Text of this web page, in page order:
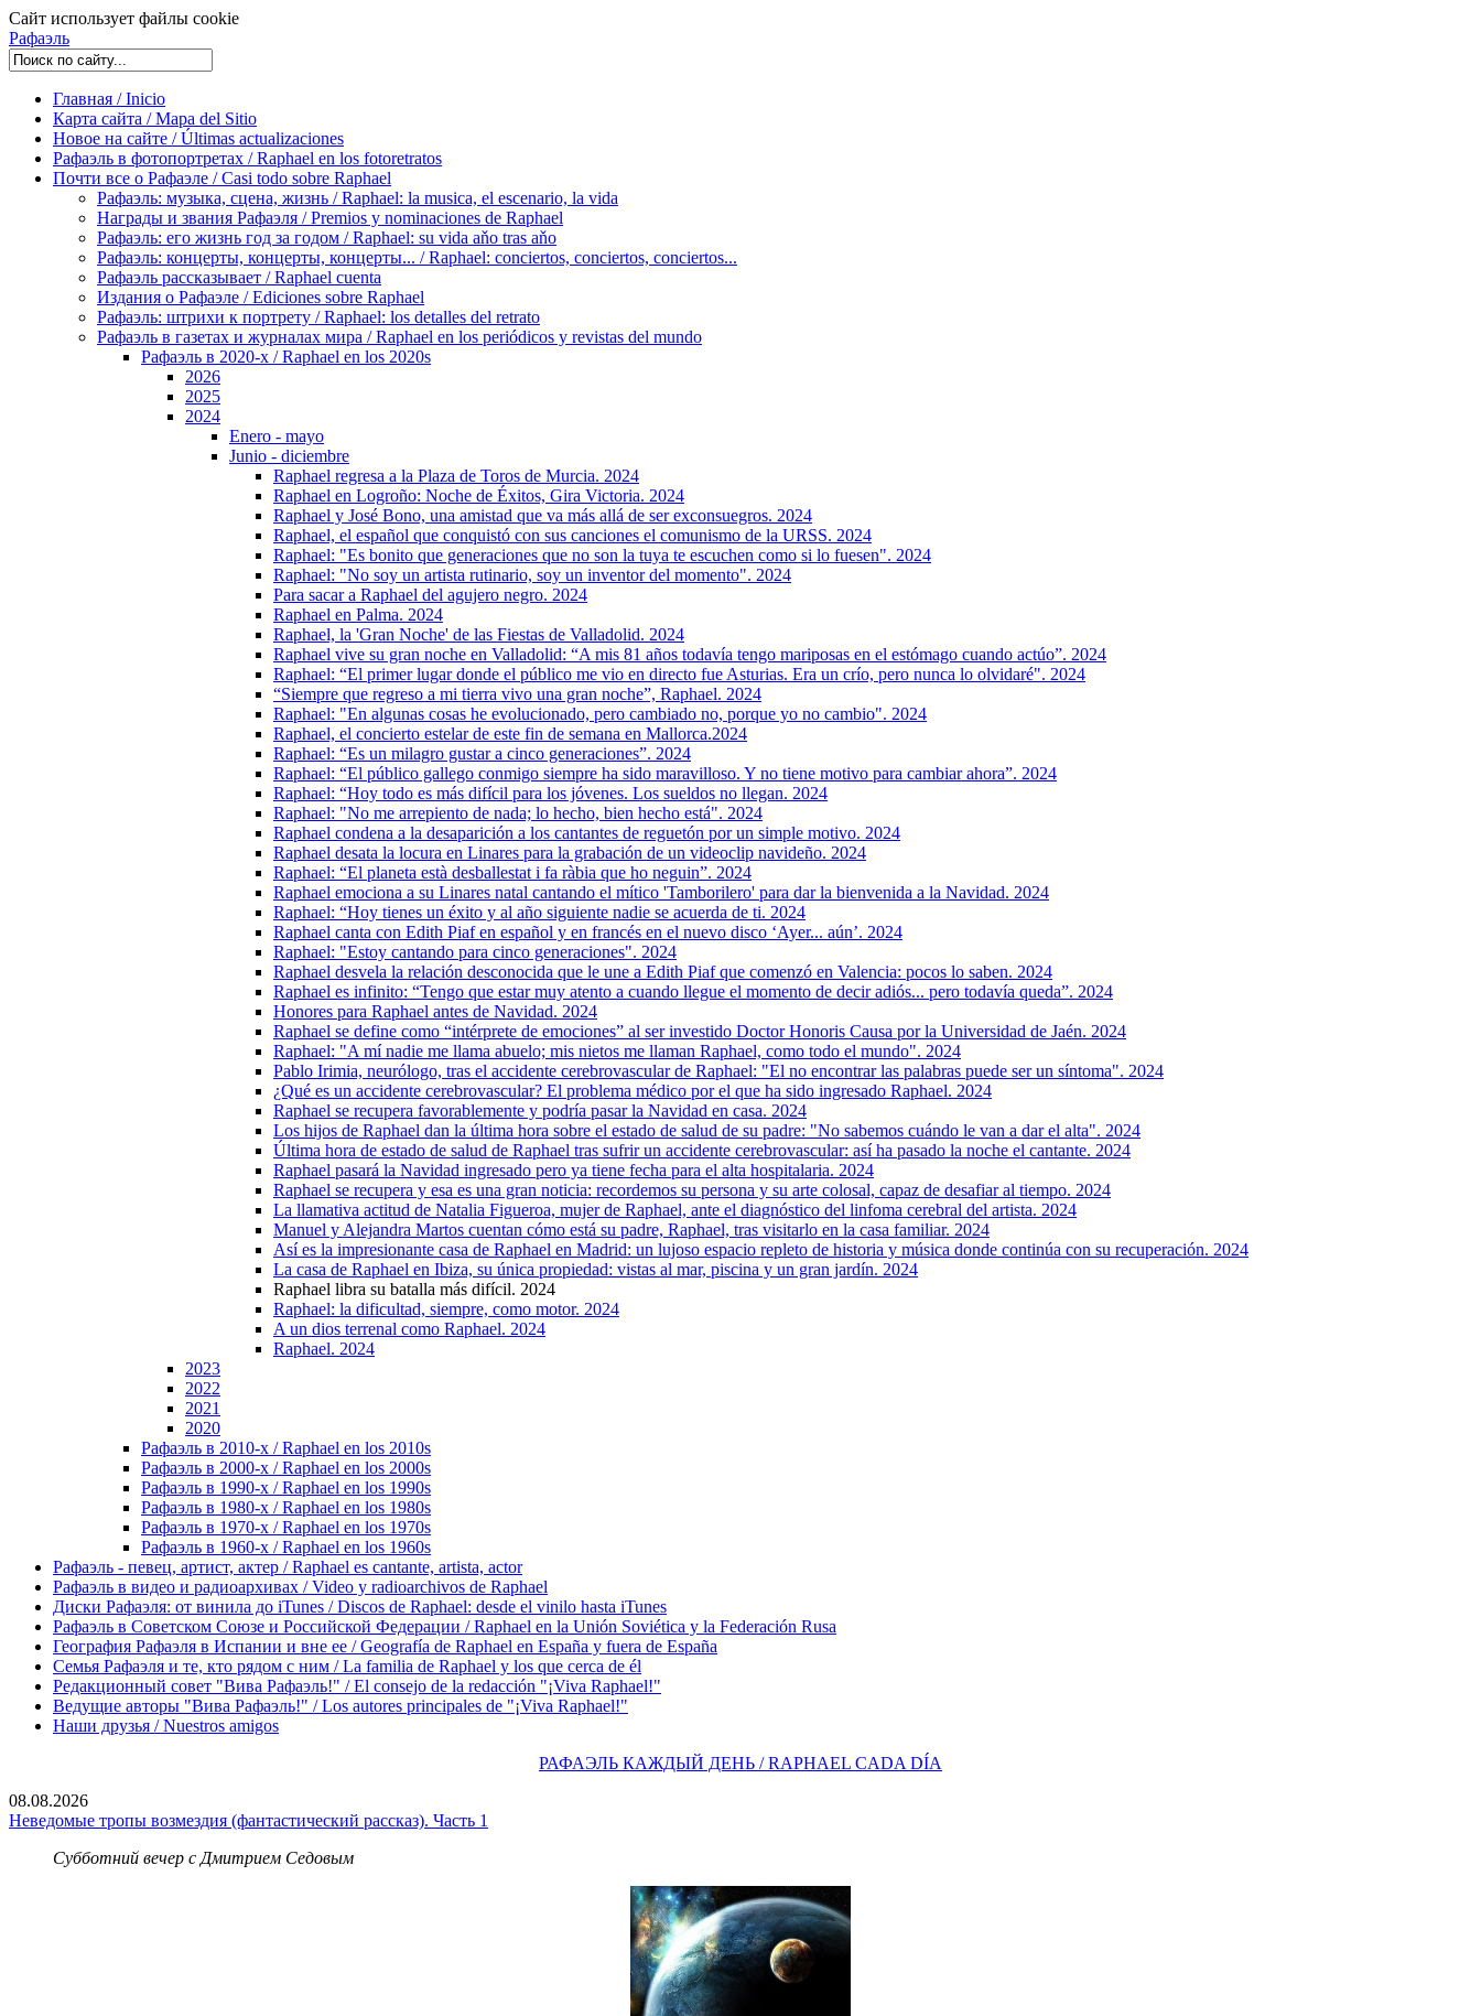
Сайт использует файлы cookie
Рафаэль
Главная / Inicio
Карта сайта / Mapa del Sitio
Новое на сайте / Últimas actualizaciones
Рафаэль в фотопортретах / Raphael en los fotoretratos
Почти все о Рафаэле / Casi todo sobre Raphael
Рафаэль: музыка, сцена, жизнь / Raphael: la musica, el escenario, la vida
Награды и звания Рафаэля / Premios y nominaciones de Raphael
Рафаэль: его жизнь год за годом / Raphael: su vida aňo tras aňo
Рафаэль: концерты, концерты, концерты... / Raphael: conciertos, сonciertos, сonciertos...
Рафаэль рассказывает / Raphael cuenta
Издания о Рафаэле / Ediciones sobre Raphael
Рафаэль: штрихи к портрету / Raphael: los detalles del retrato
Рафаэль в газетах и журналах мира / Raphael en los periódicos y revistas del mundo
Рафаэль в 2020-х / Raphael en los 2020s
2026
2025
2024
Enero - mayo
Junio - diciembre
Raphael regresa a la Plaza de Toros de Murcia. 2024
Raphael en Logroño: Noche de Éxitos, Gira Victoria. 2024
Raphael y José Bono, una amistad que va más allá de ser exconsuegros. 2024
Raphael, el español que conquistó con sus canciones el comunismo de la URSS. 2024
Raphael: "Es bonito que generaciones que no son la tuya te escuchen como si lo fuesen". 2024
Raphael: "No soy un artista rutinario, soy un inventor del momento". 2024
Para sacar a Raphael del agujero negro. 2024
Raphael en Palma. 2024
Raphael, la 'Gran Noche' de las Fiestas de Valladolid. 2024
Raphael vive su gran noche en Valladolid: “A mis 81 años todavía tengo mariposas en el estómago cuando actúo”. 2024
Raphael: “El primer lugar donde el público me vio en directo fue Asturias. Era un crío, pero nunca lo olvidaré". 2024
“Siempre que regreso a mi tierra vivo una gran noche”, Raphael. 2024
Raphael: "En algunas cosas he evolucionado, pero cambiado no, porque yo no cambio". 2024
Raphael, el concierto estelar de este fin de semana en Mallorca.2024
Raphael: “Es un milagro gustar a cinco generaciones”. 2024
Raphael: “El público gallego conmigo siempre ha sido maravilloso. Y no tiene motivo para cambiar ahora”. 2024
Raphael: “Hoy todo es más difícil para los jóvenes. Los sueldos no llegan. 2024
Raphael: "No me arrepiento de nada; lo hecho, bien hecho está". 2024
Raphael condena a la desaparición a los cantantes de reguetón por un simple motivo. 2024
Raphael desata la locura en Linares para la grabación de un videoclip navideño. 2024
Raphael: “El planeta està desballestat i fa ràbia que ho neguin”. 2024
Raphael emociona a su Linares natal cantando el mítico 'Tamborilero' para dar la bienvenida a la Navidad. 2024
Raphael: “Hoy tienes un éxito y al año siguiente nadie se acuerda de ti. 2024
Raphael canta con Edith Piaf en español y en francés en el nuevo disco ‘Ayer... aún’. 2024
Raphael: "Estoy cantando para cinco generaciones". 2024
Raphael desvela la relación desconocida que le une a Edith Piaf que comenzó en Valencia: pocos lo saben. 2024
Raphael es infinito: “Tengo que estar muy atento a cuando llegue el momento de decir adiós... pero todavía queda”. 2024
Honores para Raphael antes de Navidad. 2024
Raphael se define como “intérprete de emociones” al ser investido Doctor Honoris Causa por la Universidad de Jaén. 2024
Raphael: "A mí nadie me llama abuelo; mis nietos me llaman Raphael, como todo el mundo". 2024
Pablo Irimia, neurólogo, tras el accidente cerebrovascular de Raphael: "El no encontrar las palabras puede ser un síntoma". 2024
¿Qué es un accidente cerebrovascular? El problema médico por el que ha sido ingresado Raphael. 2024
Raphael se recupera favorablemente y podría pasar la Navidad en casa. 2024
Los hijos de Raphael dan la última hora sobre el estado de salud de su padre: "No sabemos cuándo le van a dar el alta". 2024
Última hora de estado de salud de Raphael tras sufrir un accidente cerebrovascular: así ha pasado la noche el cantante. 2024
Raphael pasará la Navidad ingresado pero ya tiene fecha para el alta hospitalaria. 2024
Raphael se recupera y esa es una gran noticia: recordemos su persona y su arte colosal, capaz de desafiar al tiempo. 2024
La llamativa actitud de Natalia Figueroa, mujer de Raphael, ante el diagnóstico del linfoma cerebral del artista. 2024
Manuel y Alejandra Martos cuentan cómo está su padre, Raphael, tras visitarlo en la casa familiar. 2024
Así es la impresionante casa de Raphael en Madrid: un lujoso espacio repleto de historia y música donde continúa con su recuperación. 2024
La casa de Raphael en Ibiza, su única propiedad: vistas al mar, piscina y un gran jardín. 2024
Raphael libra su batalla más difícil. 2024
Raphael: la dificultad, siempre, como motor. 2024
A un dios terrenal como Raphael. 2024
Raphael. 2024
2023
2022
2021
2020
Рафаэль в 2010-х / Raphael en los 2010s
Рафаэль в 2000-х / Raphael en los 2000s
Рафаэль в 1990-х / Raphael en los 1990s
Рафаэль в 1980-х / Raphael en los 1980s
Рафаэль в 1970-х / Raphael en los 1970s
Рафаэль в 1960-х / Raphael en los 1960s
Рафаэль - певец, артист, актер / Raphael es cantante, artista, actor
Рафаэль в видео и радиоархивах / Video y radioarchivos de Raphael
Диски Рафаэля: от винила до iTunes / Discos de Raphael: desde el vinilo hasta iTunes
Рафаэль в Советском Союзе и Российской Федерации / Raphael en la Unión Soviética y la Federación Rusa
География Рафаэля в Испании и вне ее / Geografía de Raphael en España y fuera de España
Семья Рафаэля и те, кто рядом с ним / La familia de Raphael y los que cerca de él
Редакционный совет "Вива Рафаэль!" / El consejo de la redacción "¡Viva Raphael!"
Ведущие авторы "Вива Рафаэль!" / Los autores principales de "¡Viva Raphael!"
Наши друзья / Nuestros amigos
РАФАЭЛЬ КАЖДЫЙ ДЕНЬ / RAPHAEL CADA DÍA
08.08.2026
Неведомые тропы возмездия (фантастический рассказ). Часть 1
Субботний вечер с Дмитрием Седовым